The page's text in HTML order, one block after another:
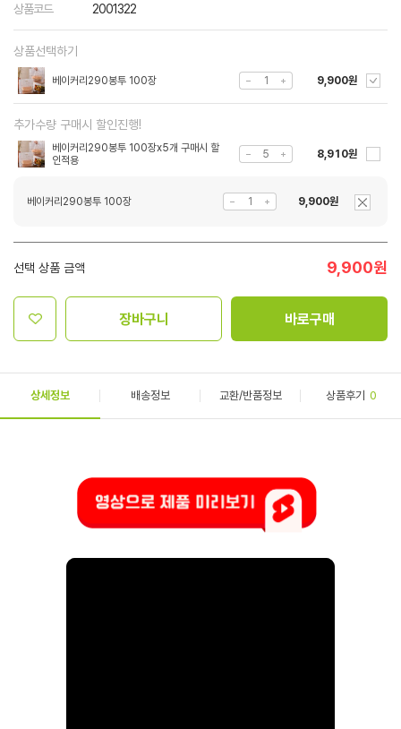
상품코드 2001322
상품선택하기
베이커리290봉투 100장 9,900원
추가수량 구매시 할인진행!
베이커리290봉투 100장x5개 구매시 할
인적용
8,910원
베이커리290봉투 100장 9,900원
선택 상품 금액 9,900원
장바구니 바로구매
상세정보 배송정보 교환/반품정보 상품후기 0